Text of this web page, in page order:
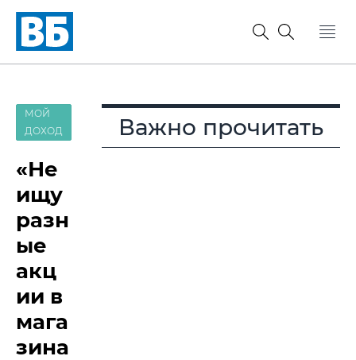
МОЙ
ДОХОД
«Не
ищу
разн
ые
акц
ии в
мага
зина
Важно прочитать